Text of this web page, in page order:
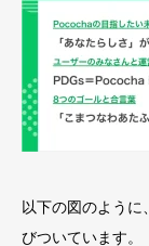
以下の図のよう
びついています。